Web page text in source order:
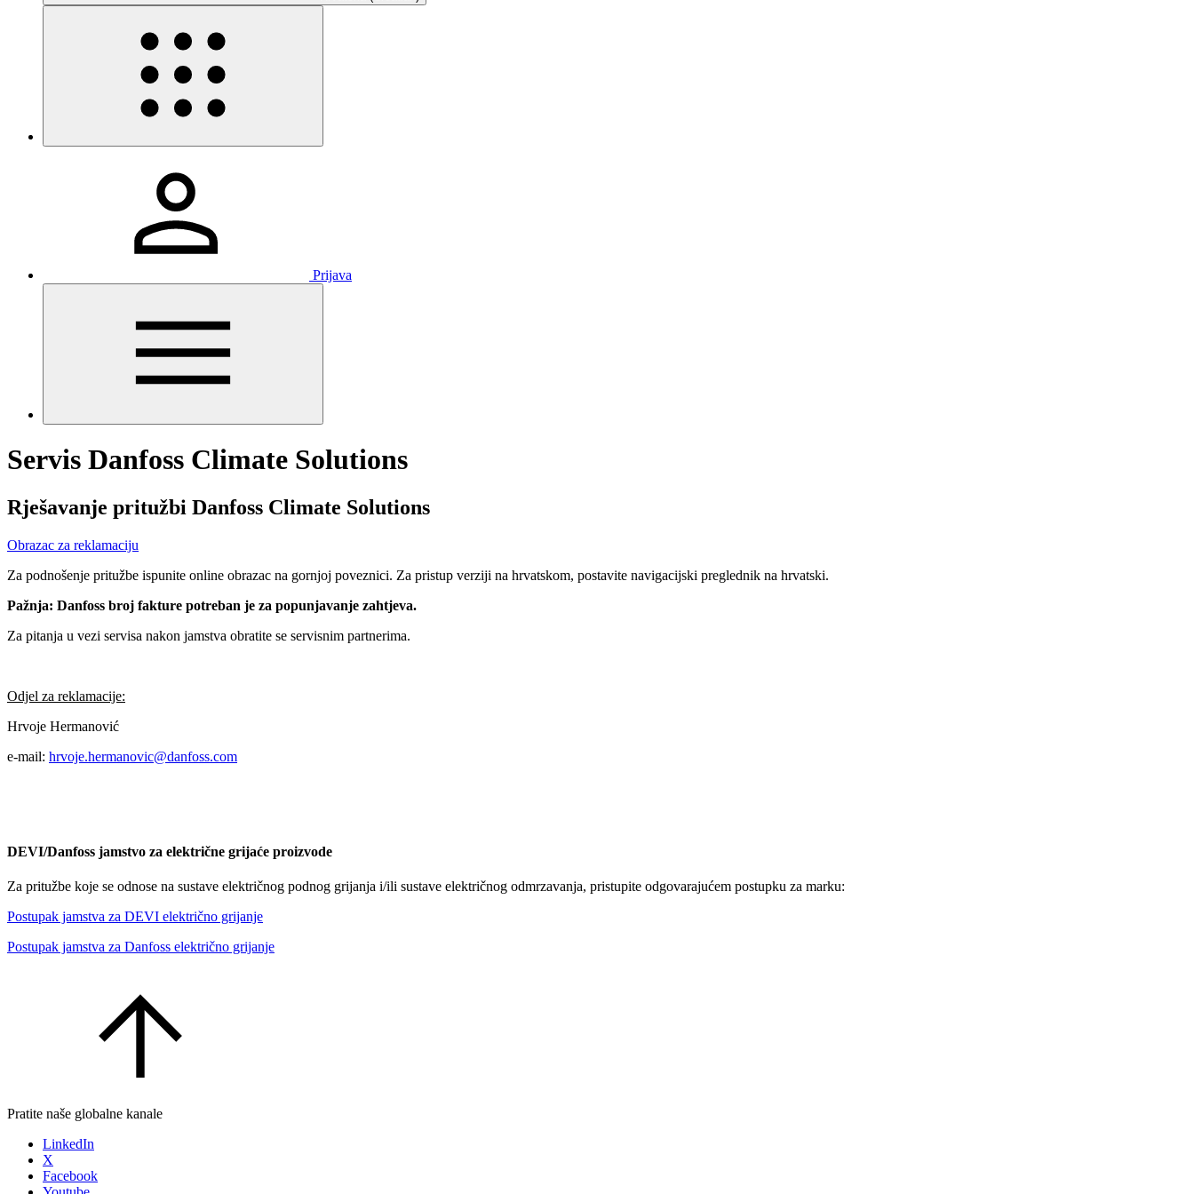
Prijava
Servis Danfoss Climate Solutions
Rješavanje pritužbi Danfoss Climate Solutions
Obrazac za reklamaciju
Za podnošenje pritužbe ispunite online obrazac na gornjoj poveznici. Za pristup verziji na hrvatskom, postavite navigacijski preglednik na hrvatski.
Pažnja: Danfoss broj fakture potreban je za popunjavanje zahtjeva.
Za pitanja u vezi servisa nakon jamstva obratite se servisnim partnerima.
Odjel za reklamacije:
Hrvoje Hermanović
e-mail: hrvoje.hermanovic@danfoss.com
DEVI/Danfoss jamstvo za električne grijaće proizvode
Za pritužbe koje se odnose na sustave električnog podnog grijanja i/ili sustave električnog odmrzavanja, pristupite odgovarajućem postupku za marku:
Postupak jamstva za DEVI električno grijanje
Postupak jamstva za Danfoss električno grijanje
Pratite naše globalne kanale
LinkedIn
X
Facebook